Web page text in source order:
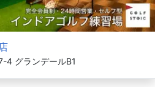
4 グランデールB1